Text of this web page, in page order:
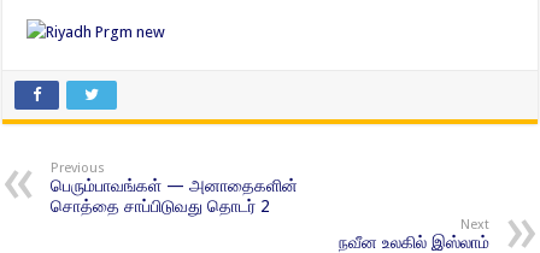
Previous
பெரும்பாவங்கள் — அனாதைகளின்
சொத்தை சாப்பிடுவது தொடர் 2
Next
நவீன உலகில் இஸ்லாம்